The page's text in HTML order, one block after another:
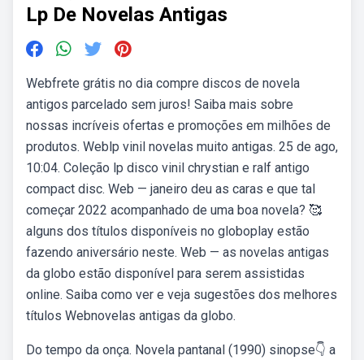
Lp De Novelas Antigas
Webfrete grátis no dia compre discos de novela
antigos parcelado sem juros! Saiba mais sobre
nossas incríveis ofertas e promoções em milhões de
produtos. Weblp vinil novelas muito antigas. 25 de ago,
10:04. Coleção lp disco vinil chrystian e ralf antigo
compact disc. Web — janeiro deu as caras e que tal
começar 2022 acompanhado de uma boa novela? 🥰
alguns dos títulos disponíveis no globoplay estão
fazendo aniversário neste. Web — as novelas antigas
da globo estão disponível para serem assistidas
online. Saiba como ver e veja sugestões dos melhores
títulos Webnovelas antigas da globo.
Do tempo da onça. Novela pantanal (1990) sinopse👇 a